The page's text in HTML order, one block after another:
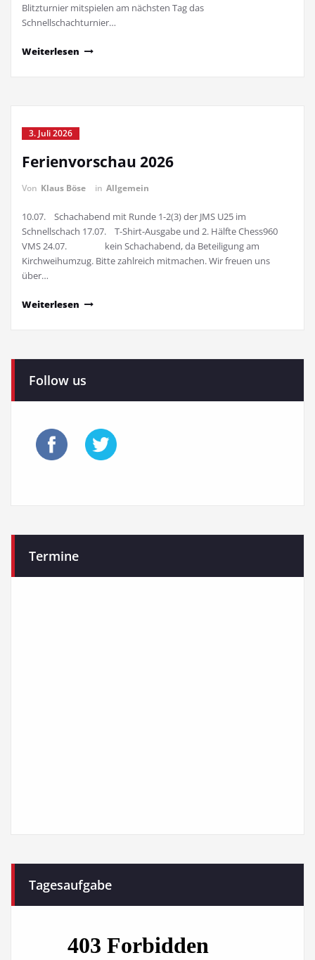
Blitzturnier mitspielen am nächsten Tag das
Schnellschachturnier…
Weiterlesen
3. Juli 2026
Ferienvorschau 2026
Von Klaus Böse in Allgemein
10.07. Schachabend mit Runde 1-2(3) der JMS U25 im
Schnellschach 17.07. T-Shirt-Ausgabe und 2. Hälfte Chess960
VMS 24.07. kein Schachabend, da Beteiligung am
Kirchweihumzug. Bitte zahlreich mitmachen. Wir freuen uns
über…
Weiterlesen
Follow us
Termine
Tagesaufgabe